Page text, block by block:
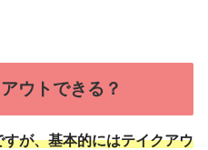
ウトできる？
が、基本的にはテイクアウ